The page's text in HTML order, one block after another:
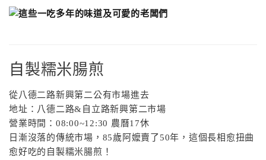
自製糯米腸煎
從八德二路新興第二公有市場進去
地址：八德二路& 自立路新興第二市場
營業時間： 08:00~12:30 農曆17休
日漸沒落的傳統市場， 85歲阿嬤賣了 50年，這個長相愈扭曲
愈好吃的自製糯米腸煎！